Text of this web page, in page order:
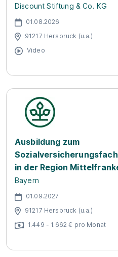
Discount Stiftung & Co. KG
01.08.2026
91217 Hersbruck (u.a.)
Video
Ausbildung zum
in der Region
Bayern
01.09.2027
91217 Hersbruck (u.a.)
1.449 - 1.662 € pro Monat